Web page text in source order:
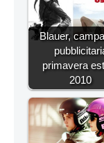
Blauer,
primavera
2010